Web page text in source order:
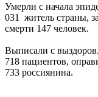
Умерли с начала
031 житель страны,
смерти 147 человек.
Выписали с
718 пациентов,
733 россиянина.